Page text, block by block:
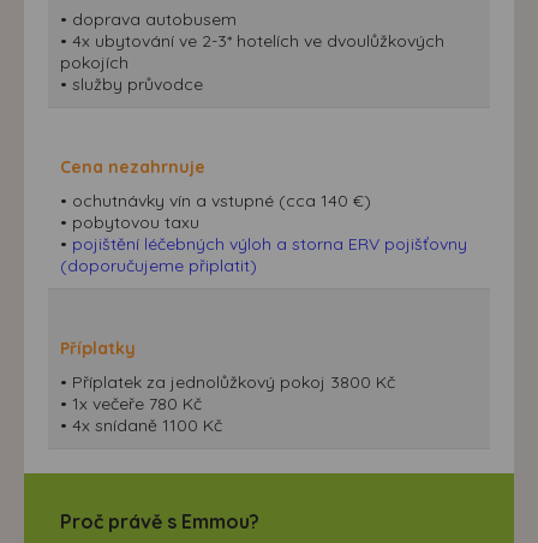
• doprava autobusem
• 4x ubytování ve 2-3* hotelích ve dvoulůžkových
pokojích
• služby průvodce
Cena nezahrnuje
• ochutnávky vín a vstupné (cca 140 €)
• pobytovou taxu
• pojištění léčebných výloh a storna ERV pojišťovny
(doporučujeme připlatit)
Příplatky
• Příplatek za jednolůžkový pokoj 3800 Kč
• 1x večeře 780 Kč
• 4x snídaně 1100 Kč
Proč právě s Emmou?